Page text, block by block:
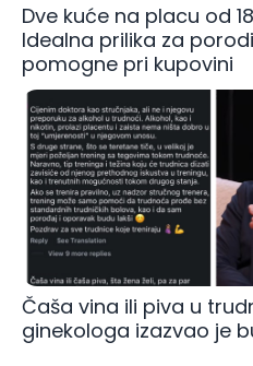
Dve kuće na placu od
Idealna prilika za
pomogne pri kupovini
Čaša vina ili piva u
ginekologa izazvao je